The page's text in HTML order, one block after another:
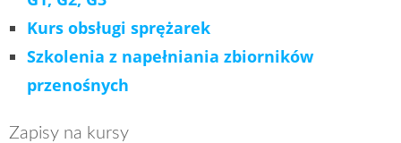
Kurs obsługi sprężarek
Szkolenia z napełniania zbiorników
przenośnych
Zapisy na kursy